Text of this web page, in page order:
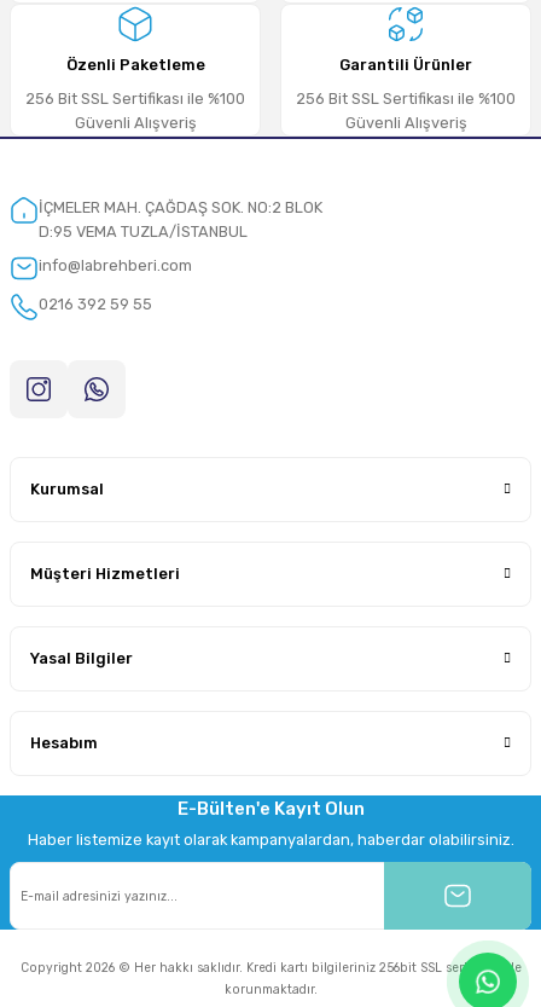
Özenli Paketleme
256 Bit SSL Sertifikası ile %100
Güvenli Alışveriş
Garantili Ürünler
256 Bit SSL Sertifikası ile %100
Güvenli Alışveriş
İÇMELER MAH. ÇAĞDAŞ SOK. NO:2 BLOK
D:95 VEMA TUZLA/İSTANBUL
info@labrehberi.com
0216 392 59 55
Kurumsal
Müşteri Hizmetleri
Yasal Bilgiler
Hesabım
E-Bülten'e Kayıt Olun
Haber listemize kayıt olarak kampanyalardan, haberdar olabilirsiniz.
Copyright 2026 © Her hakkı saklıdır. Kredi kartı bilgileriniz 256bit SSL sertifikası ile
korunmaktadır.